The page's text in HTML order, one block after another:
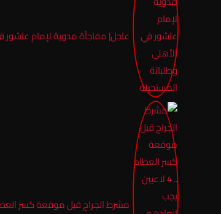
عاجل| مفاجأة مدوية لإمام عاشور
مشرط الجراح قبل موقعة كسر العظام .. 4 لاعبين يجب إبعادهم عن تشكيل الأهلي